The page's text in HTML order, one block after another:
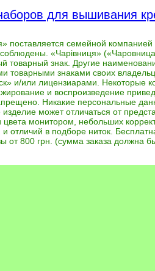
для вышивания
поставляется семейной компанией
«Чарівниця»
товарный знак. Другие
товарными знаками своих
и/или лицензиарами. Некоторые
и воспроизведение
Никакие персональные
может отличаться от
цвета монитором, небольших
отличий в подборе ниток.
от 800 грн. (сумма заказа должна